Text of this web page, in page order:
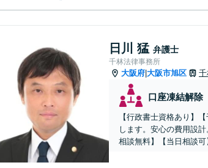
日川 猛 弁護士
千林法律事務所
大阪府 大阪市旭区
口座凍結解除
【行政書士資格あり】
します。安心の費用設
相談無料】【当日相談可